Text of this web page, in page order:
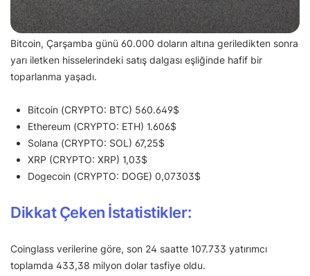
Bitcoin, Çarşamba günü 60.000 doların altına geriledikten sonra
yarı iletken hisselerindeki satış dalgası eşliğinde hafif bir
toparlanma yaşadı.
Bitcoin (CRYPTO: BTC) 560.649$
Ethereum (CRYPTO: ETH) 1.606$
Solana (CRYPTO: SOL) 67,25$
XRP (CRYPTO: XRP) 1,03$
Dogecoin (CRYPTO: DOGE) 0,07303$
Dikkat Çeken İstatistikler:
Coinglass verilerine göre, son 24 saatte 107.733 yatırımcı
toplamda 433,38 milyon dolar tasfiye oldu.